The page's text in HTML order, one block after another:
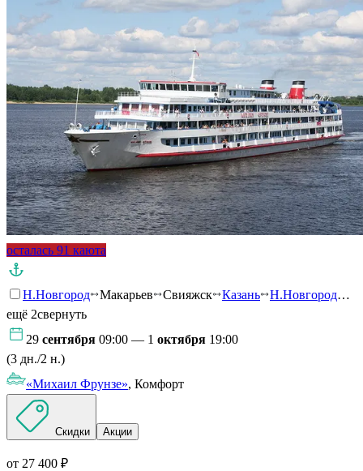
осталась 91 каюта
Н.Новгород Макарьев Свияжск Казань Н.Новгород…
ещё 2свернуть
29 сентября 09:00 — 1 октября 19:00
(3 дн./2 н.)
«Михаил Фрунзе», Комфорт
Скидки Акции
от 27 400 ₽